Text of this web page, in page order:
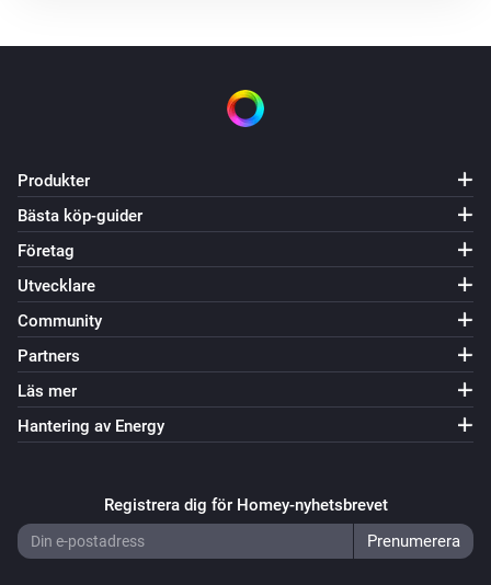
Produkter
Bästa köp-guider
Företag
Utvecklare
Community
Partners
Läs mer
Hantering av Energy
Registrera dig för Homey-nyhetsbrevet